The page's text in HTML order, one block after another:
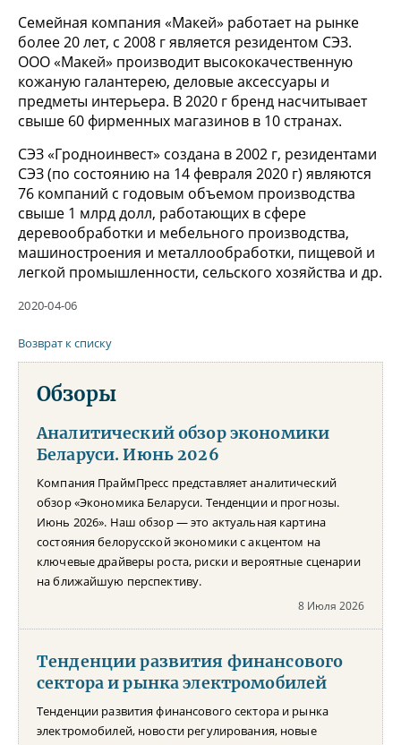
Семейная компания «Макей» работает на рынке
более 20 лет, с 2008 г является резидентом СЭЗ.
ООО «Макей» производит высококачественную
кожаную галантерею, деловые аксессуары и
предметы интерьера. В 2020 г бренд насчитывает
свыше 60 фирменных магазинов в 10 странах.
СЭЗ «Гродноинвест» создана в 2002 г, резидентами
СЭЗ (по состоянию на 14 февраля 2020 г) являются
76 компаний с годовым объемом производства
свыше 1 млрд долл, работающих в сфере
деревообработки и мебельного производства,
машиностроения и металлообработки, пищевой и
легкой промышленности, сельского хозяйства и др.
2020-04-06
Возврат к списку
Обзоры
Аналитический обзор экономики
Беларуси. Июнь 2026
Компания ПраймПресс представляет аналитический
обзор «Экономика Беларуси. Тенденции и прогнозы.
Июнь 2026». Наш обзор — это актуальная картина
состояния белорусской экономики с акцентом на
ключевые драйверы роста, риски и вероятные сценарии
на ближайшую перспективу.
8 Июля 2026
Тенденции развития финансового
сектора и рынка электромобилей
Тенденции развития финансового сектора и рынка
электромобилей, новости регулирования, новые